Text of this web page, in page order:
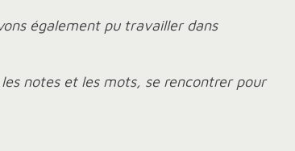
également pu travailler dans
notes et les mots, se rencontrer pour